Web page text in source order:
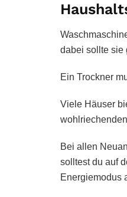
dabei sollte sie
Ein Trockner
Viele Häuser
Bei allen
solltest du auf
Energiemodus